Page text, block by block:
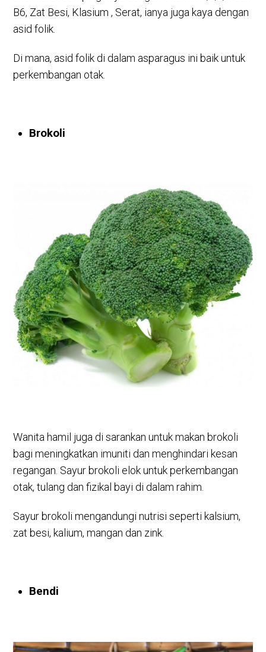
B6, Zat Besi, Klasium , Serat, ianya juga kaya dengan
asid folik.
Di mana, asid folik di dalam asparagus ini baik untuk
perkembangan otak.
Brokoli
Wanita hamil juga di sarankan untuk makan brokoli
bagi meningkatkan imuniti dan menghindari kesan
regangan. Sayur brokoli elok untuk perkembangan
otak, tulang dan fizikal bayi di dalam rahim.
Sayur brokoli mengandungi nutrisi seperti kalsium,
zat besi, kalium, mangan dan zink.
Bendi